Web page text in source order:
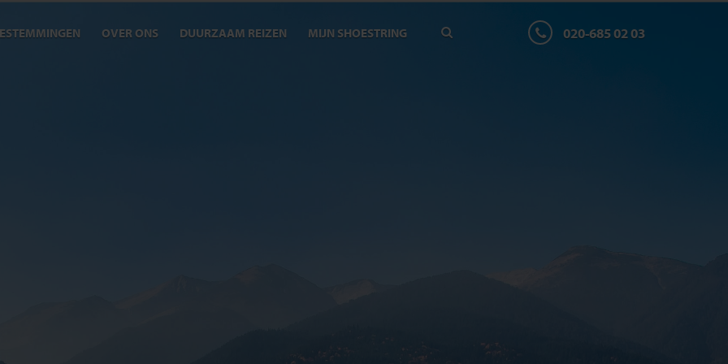
OVER ONS DUURZAAM REIZEN MIJN SHOESTRING 020-685 02 03